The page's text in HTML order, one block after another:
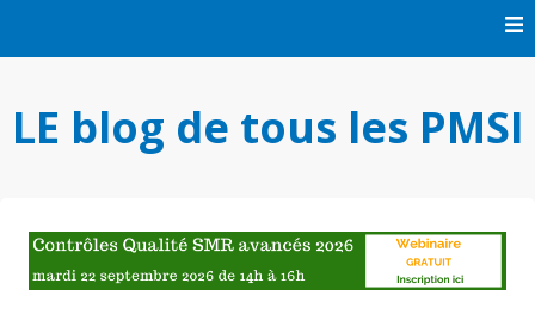
LE blog de tous les PMSI